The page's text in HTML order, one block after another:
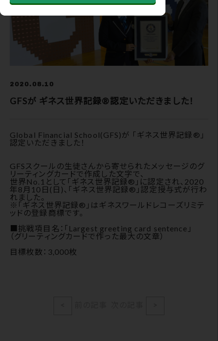
2020.08.10
GFSが ギネス世界記録®認定いただきました！
Global Financial School(GFS)が 「ギネス世界記録®」
認定いただきました！
GFSスクールの生徒さんから寄せられたメッセージのグ
リーティングカードで作成した文字で、
世界No.1として「ギネス世界記録®」に認定され、2020
年8月10日(日)、「ギネス世界記録®」認定授与式が行わ
れました。
※「ギネス世界記録®」はギネスワールドレコーズリミテ
ッドの登録商標です。
■挑戦項目名：「Largest greeting card sentence」
（グリーティングカードで作った最大の文章）
目標枚数：3,000枚